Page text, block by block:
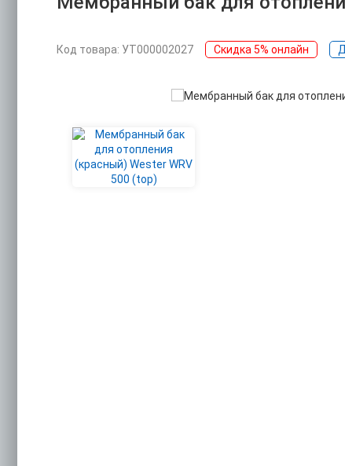
Код товара: УТ000002027 Скидка 5% онлайн